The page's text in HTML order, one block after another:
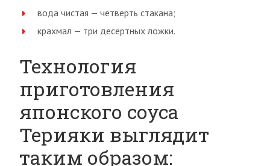
вода чистая — четверть стакана;
крахмал — три десертных ложки.
Технология
приготовления
японского соуса
Терияки выглядит
таким образом: